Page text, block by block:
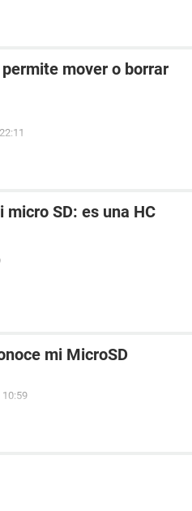
mover o borrar
SD: es una HC
mi MicroSD
10:59